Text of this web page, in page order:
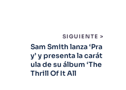
SIGUIENTE >
Sam Smith lanza ‘Pra
y’ y presenta la carát
ula de su álbum ‘The
Thrill Of It All